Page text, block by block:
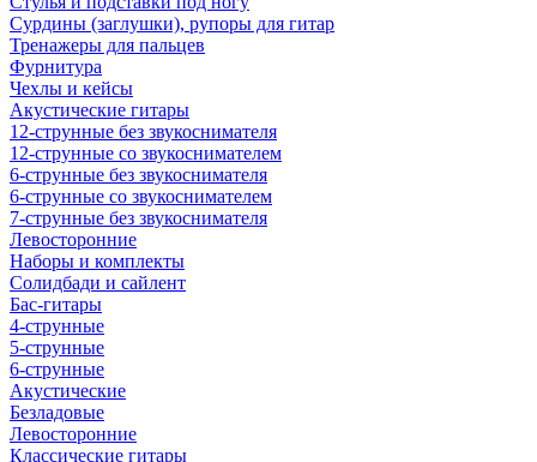
Сурдины (заглушки), рупоры для гитар
Тренажеры для пальцев
Фурнитура
Чехлы и кейсы
Акустические гитары
12-струнные без звукоснимателя
12-струнные со звукоснимателем
6-струнные без звукоснимателя
6-струнные со звукоснимателем
7-струнные без звукоснимателя
Левосторонние
Наборы и комплекты
Солидбади и сайлент
Бас-гитары
4-струнные
5-струнные
6-струнные
Акустические
Безладовые
Левосторонние
Классические гитары